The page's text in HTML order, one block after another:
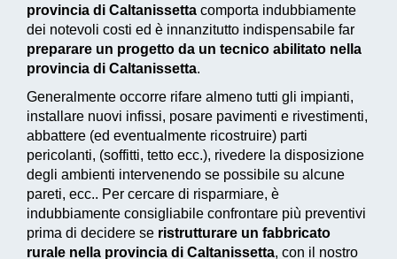
provincia di Caltanissetta comporta indubbiamente
dei notevoli costi ed è innanzitutto indispensabile far
preparare un progetto da un tecnico abilitato nella
provincia di Caltanissetta.
Generalmente occorre rifare almeno tutti gli impianti,
installare nuovi infissi, posare pavimenti e rivestimenti,
abbattere (ed eventualmente ricostruire) parti
pericolanti, (soffitti, tetto ecc.), rivedere la disposizione
degli ambienti intervenendo se possibile su alcune
pareti, ecc.. Per cercare di risparmiare, è
indubbiamente consigliabile confrontare più preventivi
prima di decidere se ristrutturare un fabbricato
rurale nella provincia di Caltanissetta, con il nostro